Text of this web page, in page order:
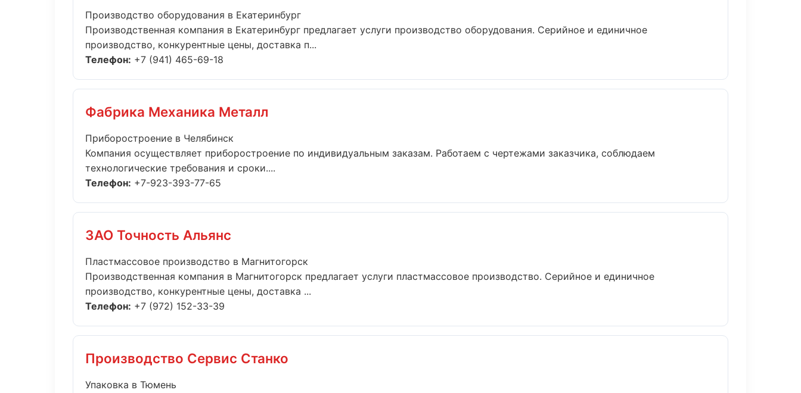
Производство оборудования в Екатеринбург
Производственная компания в Екатеринбург предлагает услуги производство оборудования. Серийное и единичное
производство, конкурентные цены, доставка п...
Телефон: +7 (941) 465-69-18
Фабрика Механика Металл
Приборостроение в Челябинск
Компания осуществляет приборостроение по индивидуальным заказам. Работаем с чертежами заказчика, соблюдаем
технологические требования и сроки....
Телефон: +7-923-393-77-65
ЗАО Точность Альянс
Пластмассовое производство в Магнитогорск
Производственная компания в Магнитогорск предлагает услуги пластмассовое производство. Серийное и единичное
производство, конкурентные цены, доставка ...
Телефон: +7 (972) 152-33-39
Производство Сервис Станко
Упаковка в Тюмень